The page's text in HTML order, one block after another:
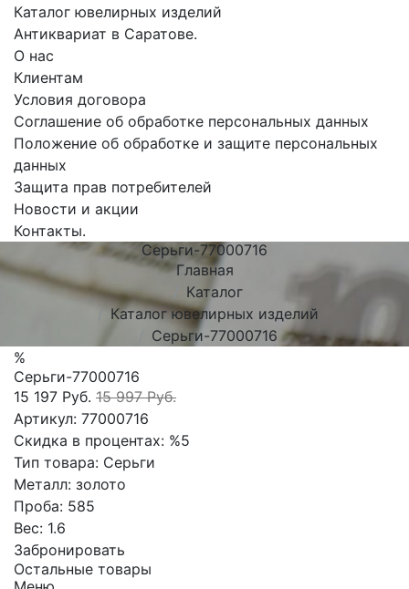
Каталог ювелирных изделий
Антиквариат в Саратове.
О нас
Клиентам
Условия договора
Соглашение об обработке персональных данных
Положение об обработке и защите персональных
данных
Защита прав потребителей
Новости и акции
Контакты.
Серьги-77000716
Главная
Каталог
Каталог ювелирных изделий
Серьги-77000716
%
Серьги-77000716
15 197 Руб. 15 997 Руб.
Артикул: 77000716
Скидка в процентах: %5
Тип товара: Серьги
Металл: золото
Проба: 585
Вес: 1.6
Забронировать
Остальные товары